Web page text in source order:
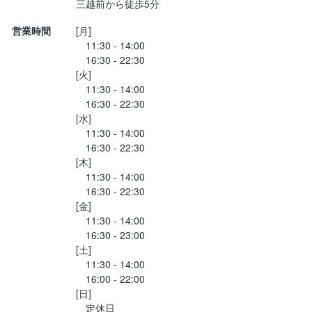
三越前から徒歩5分
営業時間
[月]
11:30 - 14:00
16:30 - 22:30
[火]
11:30 - 14:00
16:30 - 22:30
[水]
11:30 - 14:00
16:30 - 22:30
[木]
11:30 - 14:00
16:30 - 22:30
[金]
11:30 - 14:00
16:30 - 23:00
[土]
11:30 - 14:00
16:00 - 22:00
[日]
定休日